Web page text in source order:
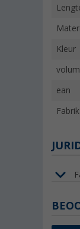
Kleur
ean